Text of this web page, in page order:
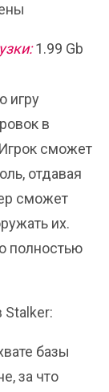
1.99 Gb
игру
в
сможет
отдавая
сможет
их.
полностью
Stalker:
базы
за что